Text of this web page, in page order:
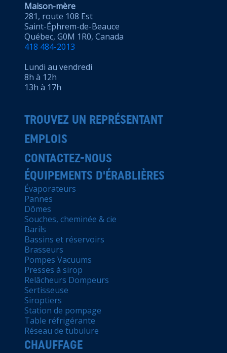
Maison-mère
281, route 108 Est
Saint-Éphrem-de-Beauce
Québec, G0M 1R0, Canada
418 484-2013
Lundi au vendredi
8h à 12h
13h à 17h
TROUVEZ UN REPRÉSENTANT
EMPLOIS
CONTACTEZ-NOUS
ÉQUIPEMENTS D'ÉRABLIÈRES
Évaporateurs
Pannes
Dômes
Souches, cheminée & cie
Barils
Bassins et réservoirs
Brasseurs
Pompes Vacuums
Presses à sirop
Relâcheurs Dompeurs
Sertisseuse
Siroptiers
Station de pompage
Table réfrigérante
Réseau de tubulure
CHAUFFAGE